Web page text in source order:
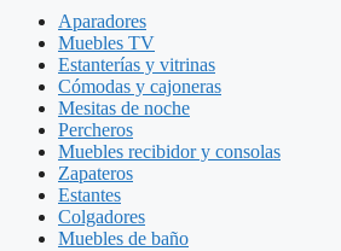
Aparadores
Muebles TV
Estanterías y vitrinas
Cómodas y cajoneras
Mesitas de noche
Percheros
Muebles recibidor y consolas
Zapateros
Estantes
Colgadores
Muebles de baño